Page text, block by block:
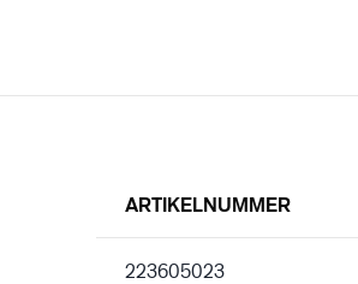
ARTIKELNUMMER
223605023